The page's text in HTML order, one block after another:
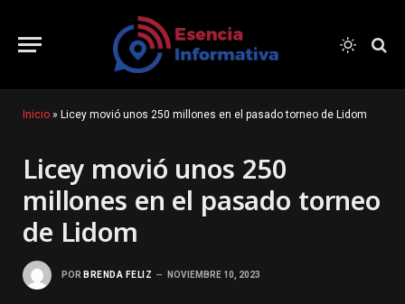
Inicio » Licey movió unos 250 millones en el pasado torneo de Lidom
Licey movió unos 250
millones en el pasado torneo
de Lidom
POR BRENDA FELIZ NOVIEMBRE 10, 2023